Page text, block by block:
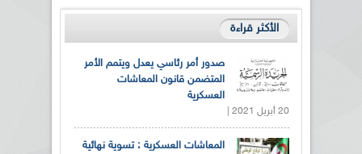
الأكثر قراءة
صدور أمر رئاسي يعدل ويتمم الأمر
المتضمن قانون المعاشات
العسكرية
20 أبريل 2021 |
المعاشات العسكرية : تسوية نهائية